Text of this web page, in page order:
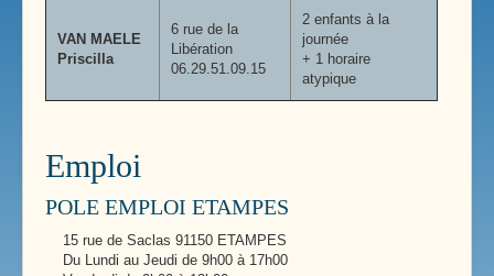
VAN MAELE
Priscilla
6 rue de la
Libération
06.29.51.09.15
2 enfants à la
journée
+ 1 horaire
atypique
Emploi
POLE EMPLOI ETAMPES
15 rue de Saclas 91150 ETAMPES
Du Lundi au Jeudi de 9h00 à 17h00